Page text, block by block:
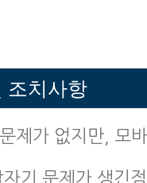
조치사항
제가 없지만, 모
기 문제가 생긴